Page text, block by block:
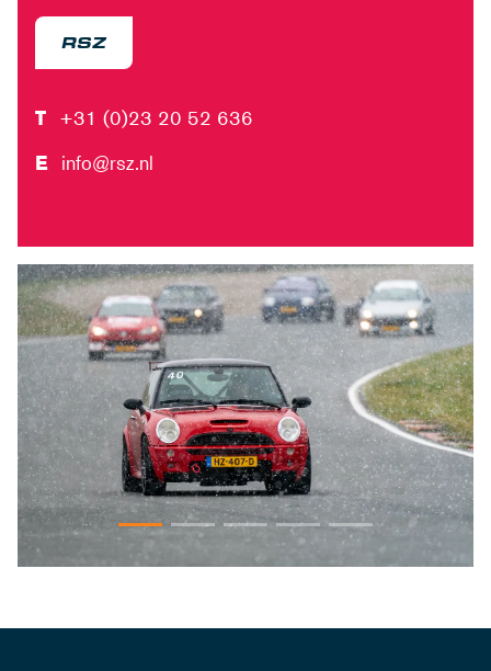
RSZ
T +31 (0)23 20 52 636
E info@rsz.nl